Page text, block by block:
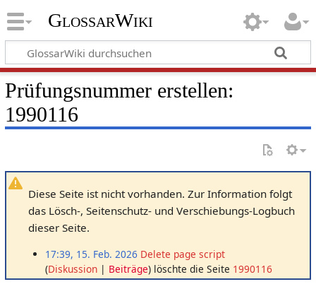
GlossarWiki
Prüfungsnummer erstellen:
1990116
Diese Seite ist nicht vorhanden. Zur Information folgt
das Lösch-, Seitenschutz- und Verschiebungs-Logbuch
dieser Seite.
17:39, 15. Feb. 2026 Delete page script
Diskussion
Beiträge löschte die Seite 1990116